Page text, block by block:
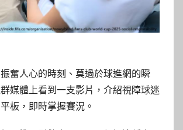
奮人心的時刻、莫過於球進網的瞬
媒體上看到一支影片，介紹視障球迷
板，即時掌握賽況。